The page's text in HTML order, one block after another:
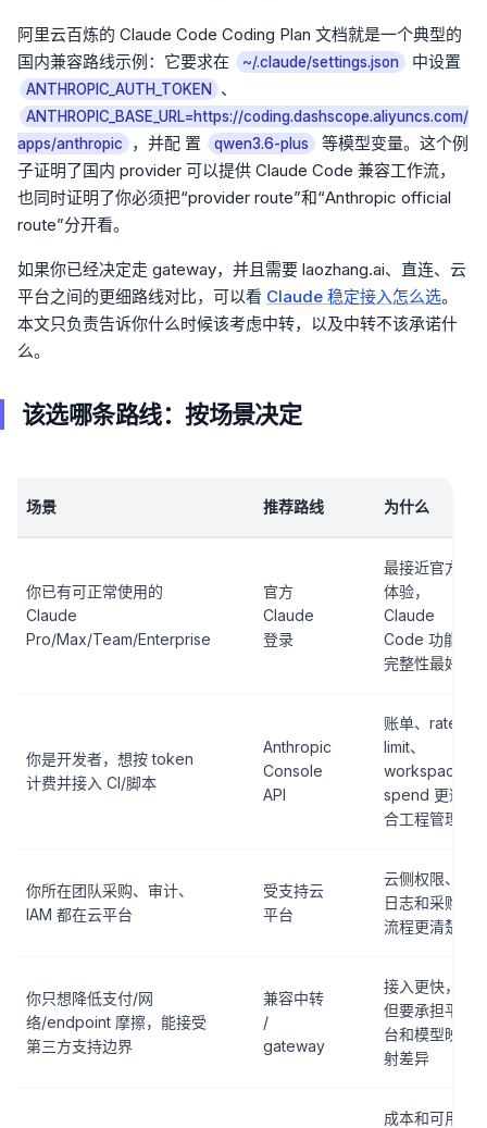
阿里云百炼的 Claude Code Coding Plan 文档就是一个典型的
国内兼容路线示例：它要求在
~/.claude/settings.json 中设置
ANTHROPIC_AUTH_TOKEN 、
ANTHROPIC_BASE_URL=https://coding.dashscope.aliyuncs.com/
apps/anthropic
，并配 置 qwen3.6-plus
等模型变量。这个例
子证明了国内 provider 可以提供 Claude Code 兼容工作流，
也同时证明了你必须把“provider route”和“Anthropic official
route”分开看。
如果你已经决定走 gateway，并且需要 laozhang.ai、直连、云
平台之间的更细路线对比，可以看 Claude 稳定接入怎么选。
本文只负责告诉你什么时候该考虑中转，以及中转不该承诺什
么。
该选哪条路线：按场景决定
场景 推荐路线 为什么
你已有可正常使用的
Claude
Pro/Max/Team/Enterprise
官方
Claude
登录
最接近官方
体验，
Claude
Code 功能
完整性最好
你是开发者，想按 token
计费并接入 CI/脚本
Anthropic
Console
API
账单、rate
limit、
workspace
spend 更适
合工程管理
你所在团队采购、审计、
IAM 都在云平台
受支持云
平台
云侧权限、
日志和采购
流程更清楚
你只想降低支付/网
络/endpoint 摩擦，能接受
第三方支持边界
兼容中转
/
gateway
接入更快，
但要承担平
台和模型映
射差异
成本和可用